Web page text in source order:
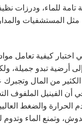
تامة للماء،
المستشفيات
كيفية تعامل
أرضية تبدو
من المال
أن الفينيل الملفوف
والضغط
وتمنع الماء